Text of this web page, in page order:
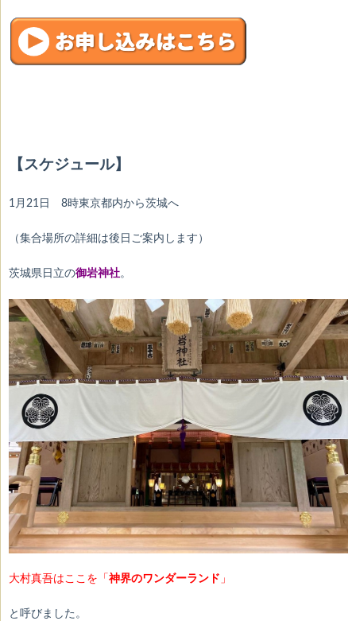
【スケジュール】
1月21日 8時東京都内から茨城へ
（集合場所の詳細は後日ご案内します）
茨城県日立の御岩神社。
大村真吾はここを「 神界のワンダーランド 」
と 呼びました。